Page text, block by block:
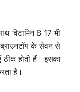
विटामिन B 17 भी
के सेवन से
ठीक होती हैं। इसका
है।